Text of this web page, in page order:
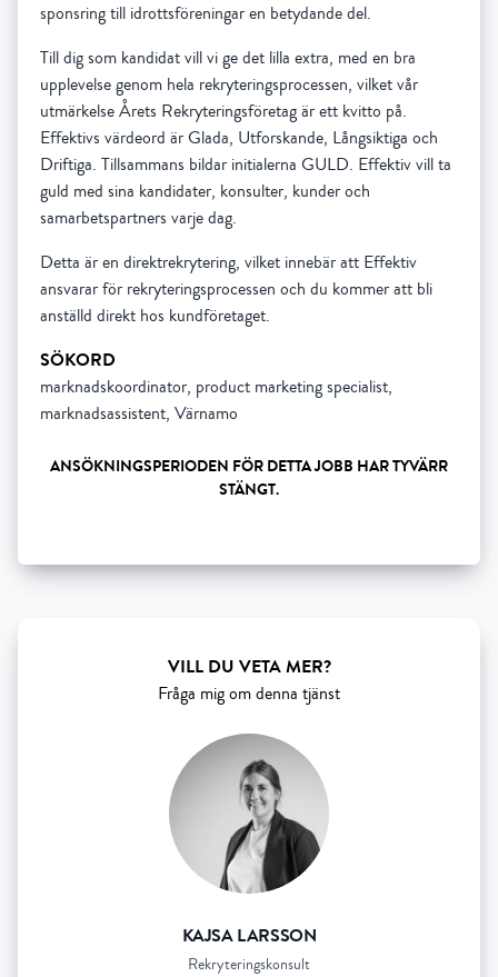
VILL DU VETA MER?
Fråga mig om denna tjänst
KAJSA LARSSON
Rekryteringskonsult
sponsring till idrottsföreningar en betydande del.
Till dig som kandidat vill vi ge det lilla extra, med en bra
upplevelse genom hela rekryteringsprocessen, vilket vår
utmärkelse Årets Rekryteringsföretag är ett kvitto på.
Effektivs värdeord är Glada, Utforskande, Långsiktiga och
Driftiga. Tillsammans bildar initialerna GULD. Effektiv vill ta
guld med sina kandidater, konsulter, kunder och
samarbetspartners varje dag.
Detta är en direktrekrytering, vilket innebär att Effektiv
ansvarar för rekryteringsprocessen och du kommer att bli
anställd direkt hos kundföretaget.
SÖKORD
marknadskoordinator, product marketing specialist,
marknadsassistent, Värnamo
ANSÖKNINGSPERIODEN FÖR DETTA JOBB HAR TYVÄRR
STÄNGT.